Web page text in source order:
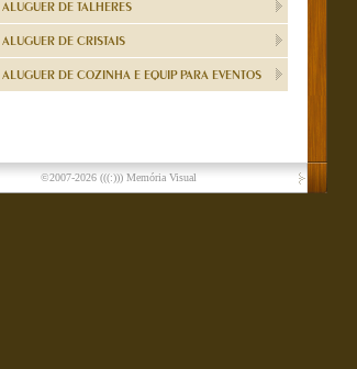
ALUGUER DE TALHERES
ALUGUER DE CRISTAIS
ALUGUER DE COZINHA E EQUIP PARA EVENTOS
©2007-2026 (((:))) Memória Visual